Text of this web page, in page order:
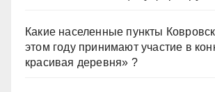
Какие населенные пункты
этом году принимают участие в
красивая деревня» ?